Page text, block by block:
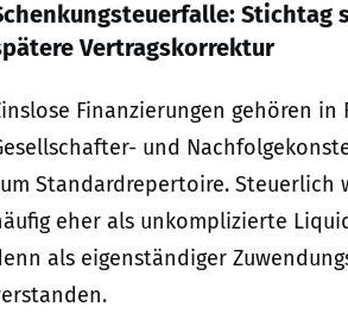
Stichtag
Vertragskorrektur
Finanzierungen gehören in
und
Standardrepertoire. Steuerlich
eher als unkomplizierte
als eigenständiger